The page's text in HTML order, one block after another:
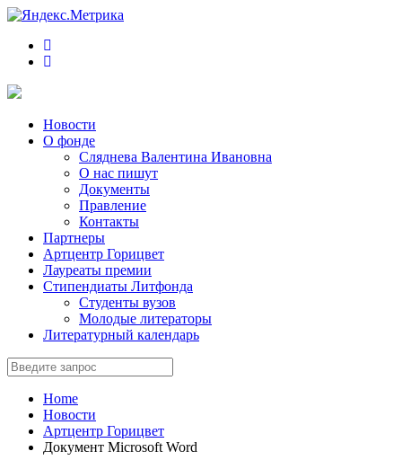
Новости
О фонде
Сляднева Валентина Ивановна
О нас пишут
Документы
Правление
Контакты
Партнеры
Артцентр Горицвет
Лауреаты премии
Стипендиаты Литфонда
Студенты вузов
Молодые литераторы
Литературный календарь
Home
Новости
Артцентр Горицвет
Документ Microsoft Word